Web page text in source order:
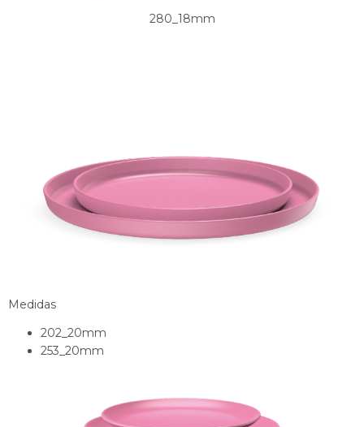
280_18mm
Medidas
202_20mm
253_20mm